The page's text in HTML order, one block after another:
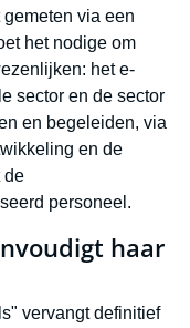
via een
het nodige om
het e-
sector en de sector
en begeleiden, via
en de
de
personeel.
haar
vervangt definitief